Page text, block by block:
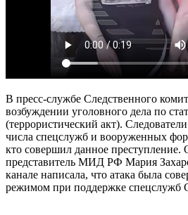
В пресс-службе Следственного
возбуждении уголовного дела по
(террористический акт).
числа спецслужб и вооруженных
кто совершил данное
представитель МИД РФ Мария
канале написала, что атака была
режимом при поддержке